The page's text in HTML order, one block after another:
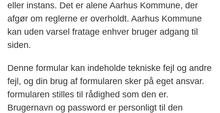
eller instans. Det er alene Aarhus Kommune, der
afgør om reglerne er overholdt. Aarhus Kommune
kan uden varsel fratage enhver bruger adgang til
siden.
Denne formular kan indeholde tekniske fejl og andre
fejl, og din brug af formularen sker på eget ansvar.
formularen stilles til rådighed som den er.
Brugernavn og password er personligt til den